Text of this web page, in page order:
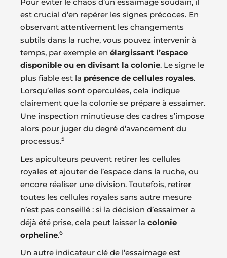
est crucial d’en repérer les signes précoces. En
observant attentivement les changements
subtils dans la ruche, vous pouvez intervenir à
temps, par exemple en élargissant l’espace
disponible ou en divisant la colonie. Le signe le
plus fiable est la présence de cellules royales.
Lorsqu’elles sont operculées, cela indique
clairement que la colonie se prépare à essaimer.
Une inspection minutieuse des cadres s’impose
alors pour juger du degré d’avancement du
processus.5
Les apiculteurs peuvent retirer les cellules
royales et ajouter de l’espace dans la ruche, ou
encore réaliser une division. Toutefois, retirer
toutes les cellules royales sans autre mesure
n’est pas conseillé : si la décision d’essaimer a
déjà été prise, cela peut laisser la colonie
orpheline.6
Un autre indicateur clé de l’essaimage est